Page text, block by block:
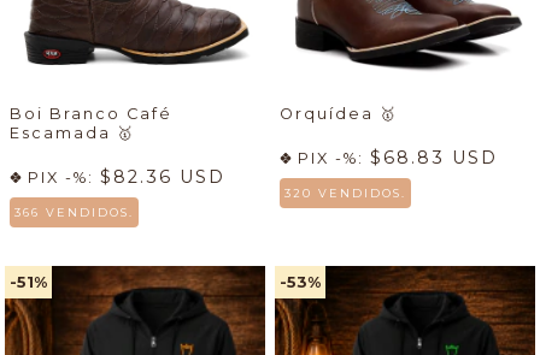
Boi Branco Café
Escamada
🥇
PIX -%: $82.36 USD
366 VENDIDOS.
Orquídea 🥇
PIX -%: $68.83 USD
320 VENDIDOS.
-51% -53%